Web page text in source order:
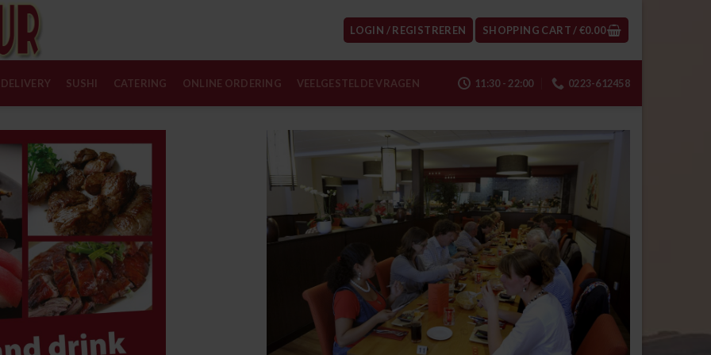
LOGIN / REGISTREREN SHOPPING CART /€0.00
DELIVERY SUSHI CATERING ONLINE ORDERING VEELGESTELDE VRAGEN 11:30 - 22:00 0223-612458